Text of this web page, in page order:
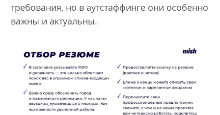
требования, но в аутстаффинге они особенно
важны и актуальны.